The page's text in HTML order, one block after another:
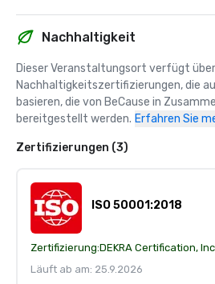
Nachhaltigkeit
Dieser Veranstaltungsort verfügt
Nachhaltigkeitszertifizierungen, die
basieren, die von BeCause in
bereitgestellt werden. Erfahren Sie
Zertifizierungen (3)
ISO 50001:2018
Zertifizierung:DEKRA Certification,
Läuft ab am: 25.9.2026